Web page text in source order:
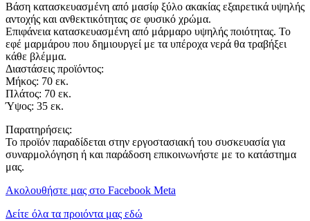
Βάση κατασκευασμένη από μασίφ ξύλο ακακίας εξαιρετικά υψηλής
αντοχής και ανθεκτικότητας σε φυσικό χρώμα.
Επιφάνεια κατασκευασμένη από μάρμαρο υψηλής ποιότητας. Το
εφέ μαρμάρου που δημιουργεί με τα υπέροχα νερά θα τραβήξει
κάθε βλέμμα.
Διαστάσεις προϊόντος:
Μήκος: 70 εκ.
Πλάτος: 70 εκ.
Ύψος: 35 εκ.
Παρατηρήσεις:
Το προϊόν παραδίδεται στην εργοστασιακή του συσκευασία για
συναρμολόγηση ή και παράδοση επικοινωνήστε με το κατάστημα
μας.
Ακολουθήστε μας στο Facebook Meta
Δείτε όλα τα προιόντα μας εδώ